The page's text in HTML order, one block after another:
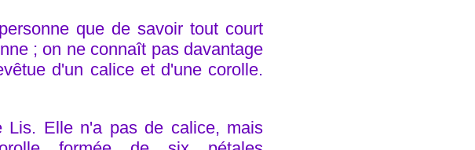
que de savoir tout court
; on ne connaît pas davantage
d'un calice et d'une corolle.
Lis. Elle n'a pas de calice, mais